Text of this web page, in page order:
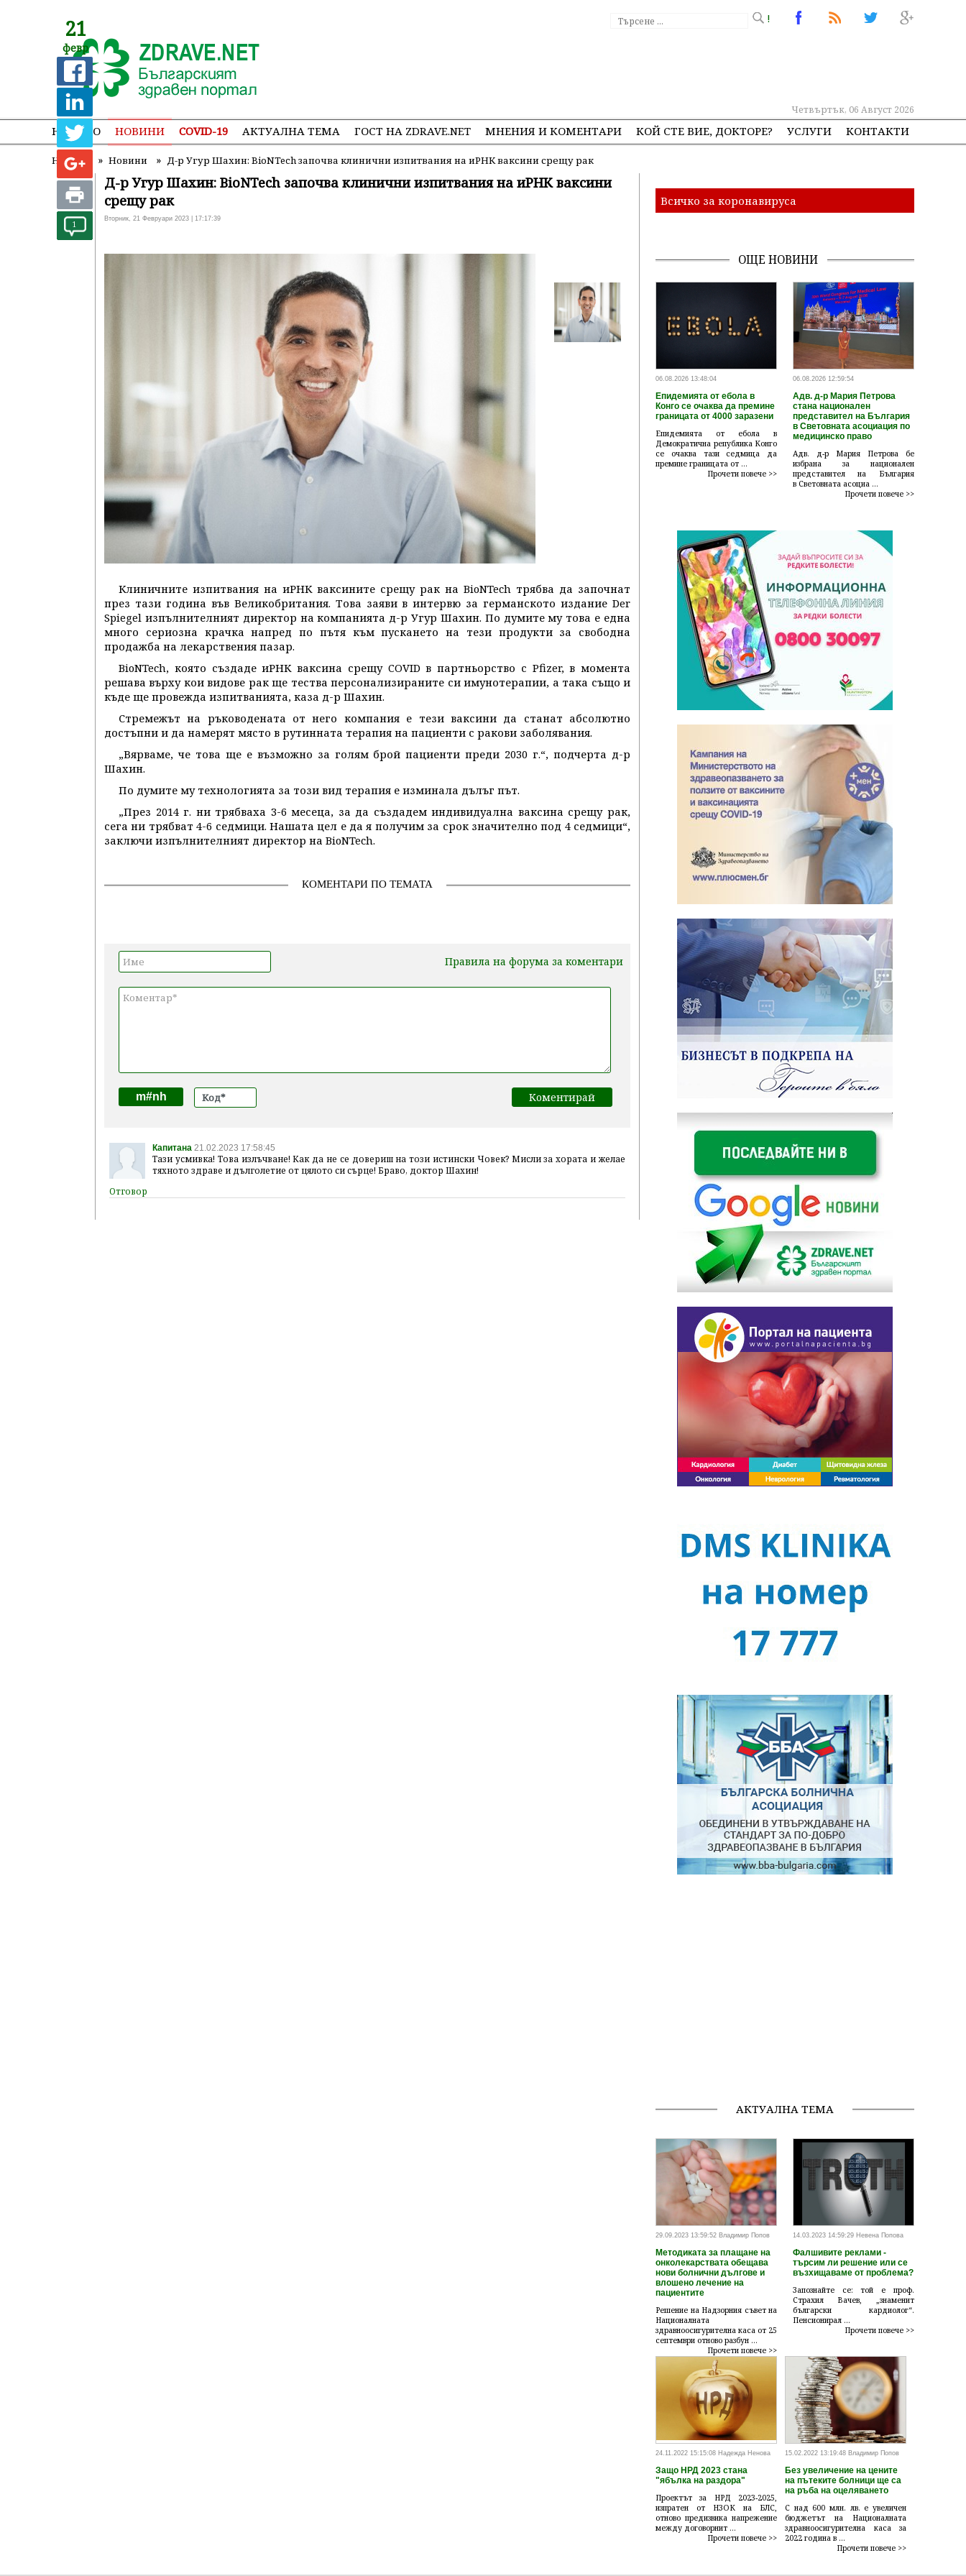
!
Четвъртък, 06 Август 2026
НАЧАЛО НОВИНИ COVID-19 АКТУАЛНА ТЕМА ГОСТ НА ZDRAVE.NET МНЕНИЯ И КОМЕНТАРИ КОЙ СТЕ ВИЕ, ДОКТОРЕ? УСЛУГИ КОНТАКТИ
Начало » Новини » Д-р Угур Шахин: BioNTech започва клинични изпитвания на иРНК ваксини срещу рак
21
февр
1
Д-р Угур Шахин: BioNTech започва клинични изпитвания на иРНК ваксини
срещу рак
Вторник, 21 Февруари 2023 | 17:17:39
Клиничните изпитвания на иРНК ваксините срещу рак на BioNTech трябва да започнат
през тази година във Великобритания. Това заяви в интервю за германското издание Der
Spiegel изпълнителният директор на компанията д-р Угур Шахин. По думите му това е една
много сериозна крачка напред по пътя към пускането на тези продукти за свободна
продажба на лекарствения пазар.
BioNTech, която създаде иРНК ваксина срещу COVID в партньорство с Pfizer, в момента
решава върху кои видове рак ще тества персонализираните си имунотерапии, а така също и
къде ще провежда изпитванията, каза д-р Шахин.
Стремежът на ръководената от него компания е тези ваксини да станат абсолютно
достъпни и да намерят място в рутинната терапия на пациенти с ракови заболявания.
„Вярваме, че това ще е възможно за голям брой пациенти преди 2030 г.“, подчерта д-р
Шахин.
По думите му технологията за този вид терапия е изминала дълъг път.
„През 2014 г. ни трябваха 3-6 месеца, за да създадем индивидуална ваксина срещу рак,
сега ни трябват 4-6 седмици. Нашата цел е да я получим за срок значително под 4 седмици“,
заключи изпълнителният директор на BioNTech.
КОМЕНТАРИ ПО ТЕМАТА
Правила на форума за коментари
m#nh
Капитана 21.02.2023 17:58:45
Тази усмивка! Това излъчване! Как да не се довериш на този истински Човек? Мисли за хората и желае
тяхното здраве и дълголетие от цялото си сърце! Браво, доктор Шахин!
Всичко за коронавируса
ОЩЕ НОВИНИ
06.08.2026 13:48:04
Епидемията от ебола в
Конго се очаква да премине
границата от 4000 заразени
Епидемията от ебола в
Демократична република Конго
се очаква тази седмица да
премине границата от ...
Прочети повече >>
06.08.2026 12:59:54
Адв. д-р Мария Петрова
стана национален
представител на България
в Световната асоциация по
медицинско право
Адв. д-р Мария Петрова бе
избрана за национален
представител на България
в Световната асоциа ...
Прочети повече >>
АКТУАЛНА ТЕМА
29.09.2023 13:59:52 Владимир Попов
Методиката за плащане на
онколекарствата обещава
нови болнични дългове и
влошено лечение на
пациентите
Решение на Надзорния съвет на
Националната
здравноосигурителна каса от 25
септември отново разбун ...
Прочети повече >>
14.03.2023 14:59:29 Невена Попова
Фалшивите реклами -
търсим ли решение или се
възхищаваме от проблема?
Запознайте се: той е проф.
Страхил Вачев, „знаменит
български кардиолог“.
Пенсионирал ...
Прочети повече >>
24.11.2022 15:15:08 Надежда Ненова
Защо НРД 2023 стана
"ябълка на раздора"
Проектът за НРД 2023-2025,
изпратен от НЗОК на БЛС,
отново предизвика напрежение
между договорнит ...
Прочети повече >>
15.02.2022 13:19:48 Владимир Попов
Без увеличение на цените
на пътеките болници ще са
на ръба на оцеляването
С над 600 млн. лв. е увеличен
бюджетът на Националната
здравноосигурителна каса за
2022 година в ...
Прочети повече >>